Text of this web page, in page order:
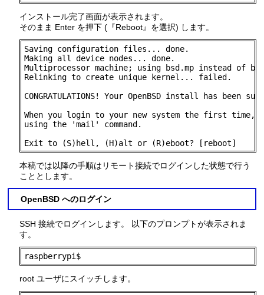
インストール完了画面が表示されます。
そのまま Enter を押下 (『Reboot』を選択) します。
Saving configuration files... done.
Making all device nodes... done.
Multiprocessor machine; using bsd.mp instead of
Relinking to create unique kernel... failed.
CONGRATULATIONS! Your OpenBSD install has been
When you login to your new system the first time,
using the 'mail' command.
Exit to (S)hell, (H)alt or (R)eboot? [reboot]
本稿では以降の手順はリモート接続でログインした状態で行う
こととします。
OpenBSD へのログイン
SSH 接続でログインします。 以下のプロンプトが表示されま
す。
raspberrypi$
root ユーザにスイッチします。